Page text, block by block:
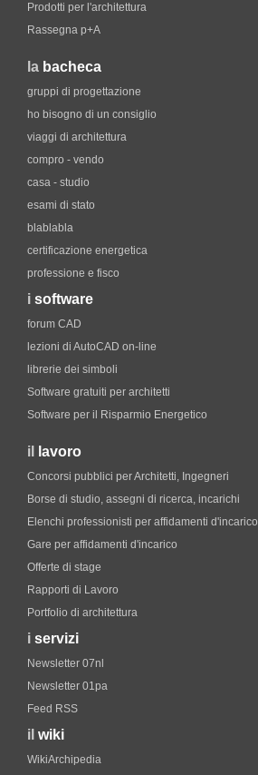
Prodotti per l'architettura
Rassegna p+A
la bacheca
gruppi di progettazione
ho bisogno di un consiglio
viaggi di architettura
compro - vendo
casa - studio
esami di stato
blablabla
certificazione energetica
professione e fisco
i software
forum CAD
lezioni di AutoCAD on-line
librerie dei simboli
Software gratuiti per architetti
Software per il Risparmio Energetico
il lavoro
Concorsi pubblici per Architetti, Ingegneri
Borse di studio, assegni di ricerca, incarichi
Elenchi professionisti per affidamenti d'incarico
Gare per affidamenti d'incarico
Offerte di stage
Rapporti di Lavoro
Portfolio di architettura
i servizi
Newsletter 07nl
Newsletter 01pa
Feed RSS
il wiki
WikiArchipedia